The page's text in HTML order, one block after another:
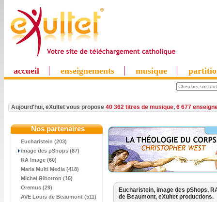
accueil enseignements musique
Aujourd'hui, eXultet vous propose 40 362 titres de musique, 6 677
Nos partenaires
Eucharistein (203)
image des pShops (87)
RA Image (60)
Maria Multi Media (418)
Michel Ribotton (16)
Oremus (29)
AVE Louis de Beaumont (511)
Eucharistein, image des pShops,
de Beaumont, eXultet productions.